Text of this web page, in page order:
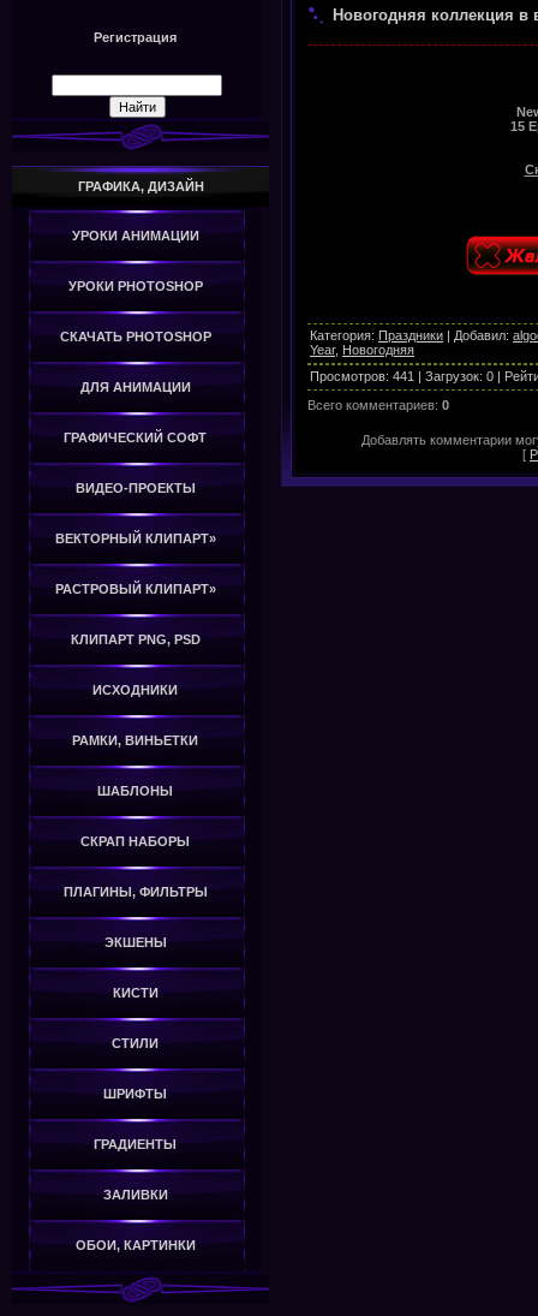
Регистрация
ГРАФИКА, ДИЗАЙН
УРОКИ АНИМАЦИИ
УРОКИ PHOTOSHOP
СКАЧАТЬ PHOTOSHOP
ДЛЯ АНИМАЦИИ
ГРАФИЧЕСКИЙ СОФТ
ВИДЕО-ПРОЕКТЫ
ВЕКТОРНЫЙ КЛИПАРТ»
РАСТРОВЫЙ КЛИПАРТ»
КЛИПАРТ PNG, PSD
ИСХОДНИКИ
РАМКИ, ВИНЬЕТКИ
ШАБЛОНЫ
СКРАП НАБОРЫ
ПЛАГИНЫ, ФИЛЬТРЫ
ЭКШЕНЫ
КИСТИ
СТИЛИ
ШРИФТЫ
ГРАДИЕНТЫ
ЗАЛИВКИ
ОБОИ, КАРТИНКИ
Новогодняя коллекция в
15
Категория: Праздники | Добавил:
Year, Новогодняя
Просмотров: 441 | Загрузок: 0 |
Всего комментариев: 0
Добавлять комментарии
[